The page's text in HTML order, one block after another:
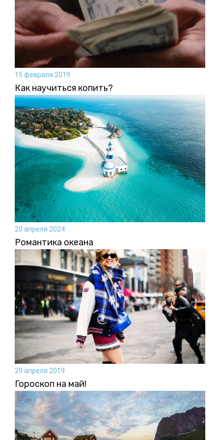
15 февраля 2019
Как научиться копить?
20 апреля 2024
Романтика океана
29 апреля 2019
Гороскоп на май!